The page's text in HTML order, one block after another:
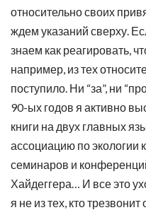
относительно своих
ждем указаний сверху.
знаем как реагировать,
например, из тех
поступило. Ни “за”, ни
90-ых годов я активно
книги на двух главных
ассоциацию по экологии
семинаров и
Хайдеггера… И все это
я не из тех, кто